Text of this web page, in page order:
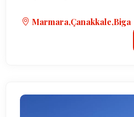
Marmara,Çanakkale,Biga